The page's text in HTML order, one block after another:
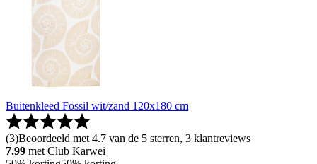
Buitenkleed Fossil wit/zand 120x180 cm
(3)Beoordeeld met 4.7 van de 5 sterren, 3 klantreviews
7.99 met Club Karwei